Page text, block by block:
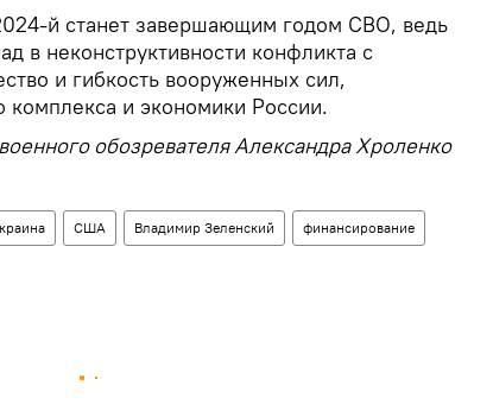
й станет завершающим годом СВО, ведь
в неконструктивности конфликта с
и гибкость вооруженных сил,
и экономики России.
обозревателя Александра Хроленко
США Владимир Зеленский финансирование